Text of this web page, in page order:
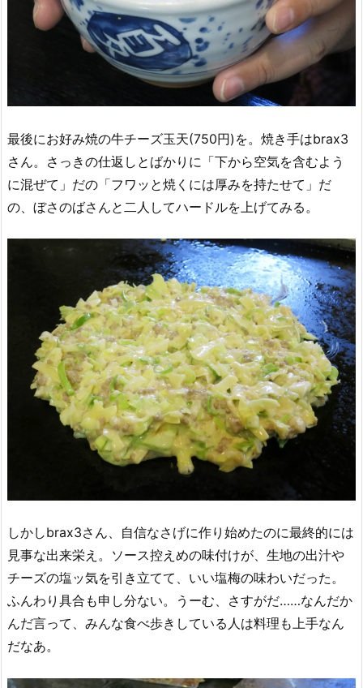
最後にお好み焼の牛チーズ玉天(750円)を。焼き手はbrax3
さん。さっきの仕返しとばかりに「下から空気を含むよう
に混ぜて」だの「フワッと焼くには厚みを持たせて」だ
の、ぼさのばさんと二人してハードルを上げてみる。
しかしbrax3さん、自信なさげに作り始めたのに最終的には
見事な出来栄え。ソース控えめの味付けが、生地の出汁や
チーズの塩ッ気を引き立てて、いい塩梅の味わいだった。
ふんわり具合も申し分ない。うーむ、さすがだ……なんだか
んだ言って、みんな食べ歩きしている人は料理も上手なん
だなあ。